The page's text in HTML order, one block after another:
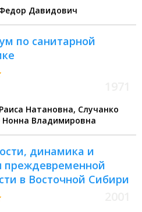
Давидович
по санитарной
Натановна, Случанко
Нонна Владимировна
динамика и
преждевременной
в Восточной Сибири